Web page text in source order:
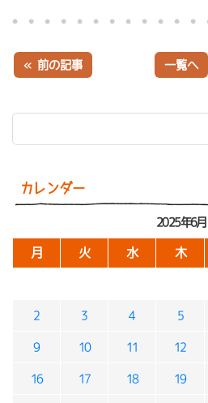
カレンダー
2025年6月
月 火 水 木
2 3 4 5
9 10 11 12
16 17 18 19
« 前の記事 一覧へ